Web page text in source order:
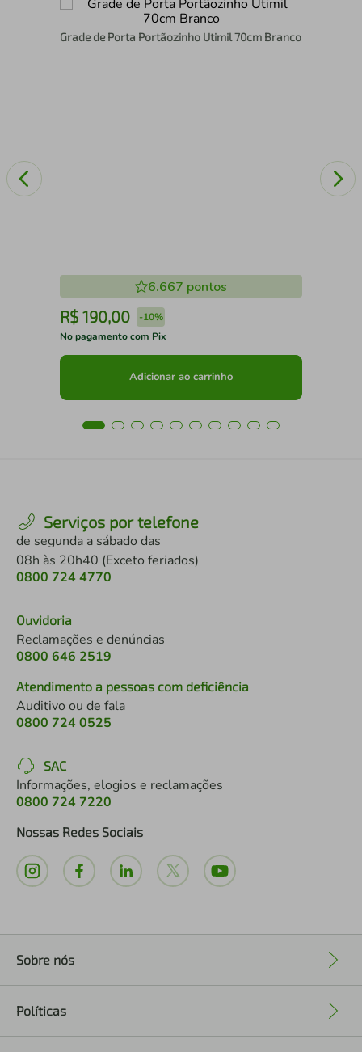
Grade de Porta Portãozinho Utimil 70cm Branco
6.667 pontos
R$ 190,00 -10%
No pagamento com Pix
Adicionar ao carrinho
Serviços por telefone
de segunda a sábado das
08h às 20h40 (Exceto feriados)
0800 724 4770
Ouvidoria
Reclamações e denúncias
0800 646 2519
Atendimento a pessoas com deficiência
Auditivo ou de fala
0800 724 0525
SAC
Informações, elogios e reclamações
0800 724 7220
Nossas Redes Sociais
Sobre nós
Políticas